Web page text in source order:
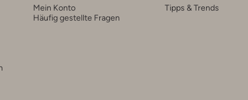
Mein Konto
Häufig gestellte Fragen
Tipps & Trends